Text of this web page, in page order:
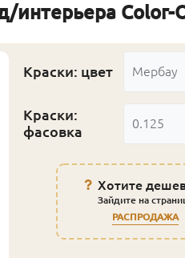
интерьера
Краски: цвет Мербау
Краски:
фасовка
0.125
Хотите
Зайдите на
РАСПРОДАЖА